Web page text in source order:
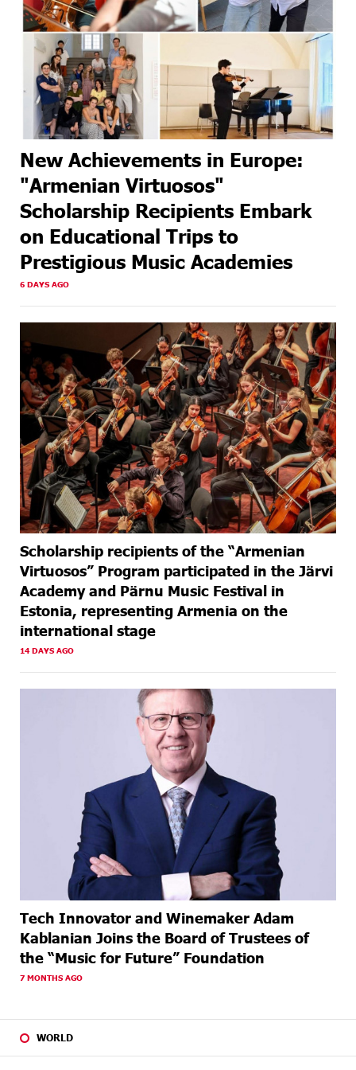
New Achievements in Europe:
"Armenian Virtuosos"
Scholarship Recipients Embark
on Educational Trips to
Prestigious Music Academies
6 DAYS AGO
Scholarship recipients of the “Armenian
Virtuosos” Program participated in the Järvi
Academy and Pärnu Music Festival in
Estonia, representing Armenia on the
international stage
14 DAYS AGO
Tech Innovator and Winemaker Adam
Kablanian Joins the Board of Trustees of
the “Music for Future” Foundation
7 MONTHS AGO
WORLD